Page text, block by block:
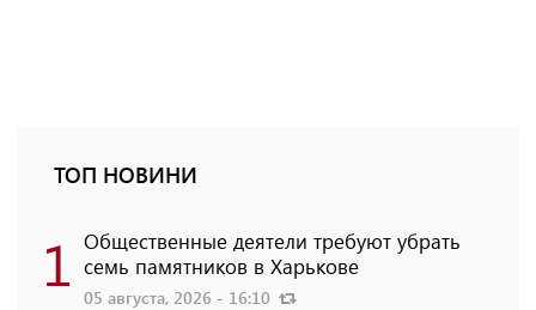
ТОП НОВИНИ
1 Общественные деятели требуют убрать
семь памятников в Харькове
05 августа, 2026 - 16:10